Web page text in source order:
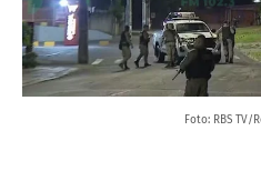
Foto: RBS TV/